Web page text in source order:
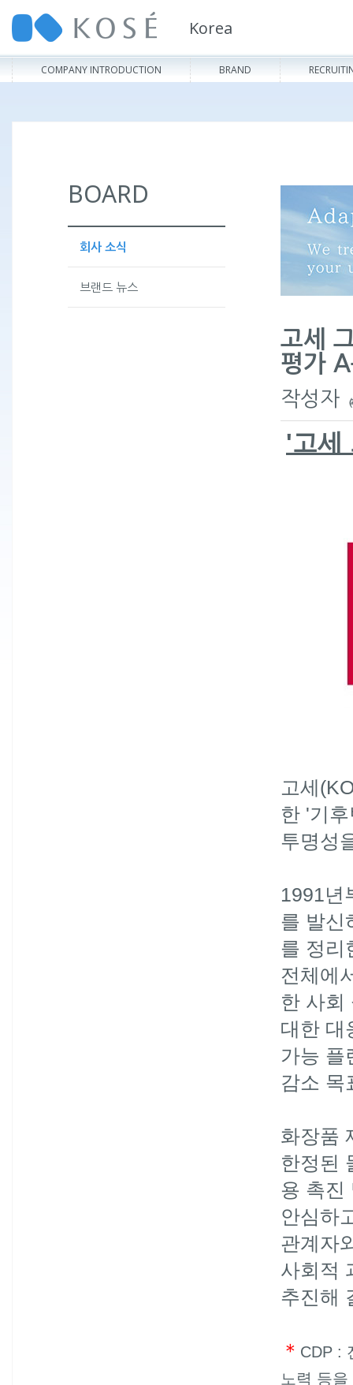
Korea
COMPANY INTRODUCTION BRAND
BOARD
회사 소식
브랜드 뉴스
고세
평가
작성자
'고세
고세
한 '기
투명성
1991년
를 발신
를 정리
전체에
한 사회
대한 대
가능 플
감소 목
화장품
한정된
용 촉진
안심하
관계자
사회적
추진해
＊ CDP :
노력 등